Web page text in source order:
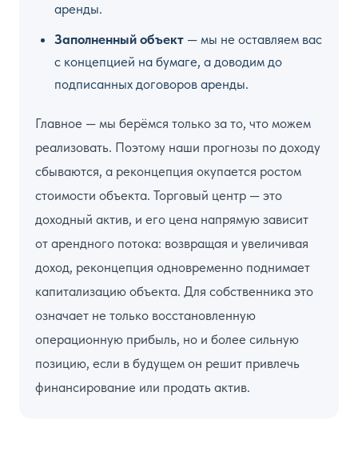
аренды.
Заполненный объект — мы не оставляем вас
с концепцией на бумаге, а доводим до
подписанных договоров аренды.
Главное — мы берёмся только за то, что можем
реализовать. Поэтому наши прогнозы по доходу
сбываются, а реконцепция окупается ростом
стоимости объекта. Торговый центр — это
доходный актив, и его цена напрямую зависит
от арендного потока: возвращая и увеличивая
доход, реконцепция одновременно поднимает
капитализацию объекта. Для собственника это
означает не только восстановленную
операционную прибыль, но и более сильную
позицию, если в будущем он решит привлечь
финансирование или продать актив.